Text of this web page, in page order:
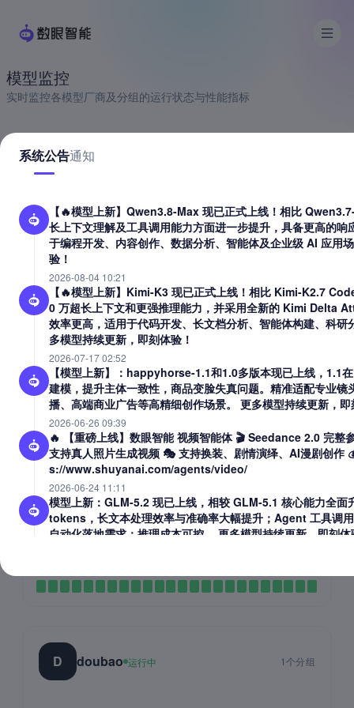
模型监控
实时监控各模型厂商及分组的运行状态与性能指标
G
glm-of
智谱原厂资源有缓存保稳定
成功率 延迟
4.93s
TTFT
100.0%
缓存命中率
Q qwen 运行中
qwen-of
阿里官key资源（有缓存保稳定）
99.5%
成功率
13.77s
延迟
D doubao 运行中 1个分组
系统公告通知
【🔥模型上新】Qwen3.8-Max 现已正式上线！相比
长上下文理解及工具调用能力方面进一步提升，具备更高的
于编程开发、内容创作、数据分析、智能体及企业级 AI 应用
验！
2026-08-04 10:21
【🔥模型上新】Kimi-K3 现已正式上线！相比 Kimi-K2.7
0 万超长上下文和更强推理能力，并采用全新的 Kimi Delta
效率更高，适用于代码开发、长文档分析、智能体构建、科
多模型持续更新，即刻体验！
2026-07-17 02:52
【模型上新】：happyhorse-1.1和1.0多版本现已上线，1.1
建模，提升主体一致性，商品变脸失真问题。精准适配专业
播、高端商业广告等高精细创作场景。 更多模型持续更新，
2026-06-26 09:39
🔥 【重磅上线】数眼智能 视频智能体 🎬 Seedance 2.0 完整
支持真人照片生成视频 🎭 支持换装、剧情演绎、AI漫剧创作
s://www.shuyanai.com/agents/video/
2026-06-24 11:11
模型上新：GLM-5.2 现已上线，相较 GLM-5.1 核心能力全面
tokens，长文本处理效率与准确率大幅提升；Agent 工具调
自动化落地需求；推理成本可控。 更多模型持续更新，即刻体
开发、性能调优、机器学习工程等高难度任务完成率显著提
期对话更稳定，适配各类开发需求。 更多模型持续上新，速
高，欢迎前来使用~ 更多正版模型资源持续接入中，持续关注
2026-06-15 08:20
功能上新：现已更新智能体功能，通过点击首页中的智能体来